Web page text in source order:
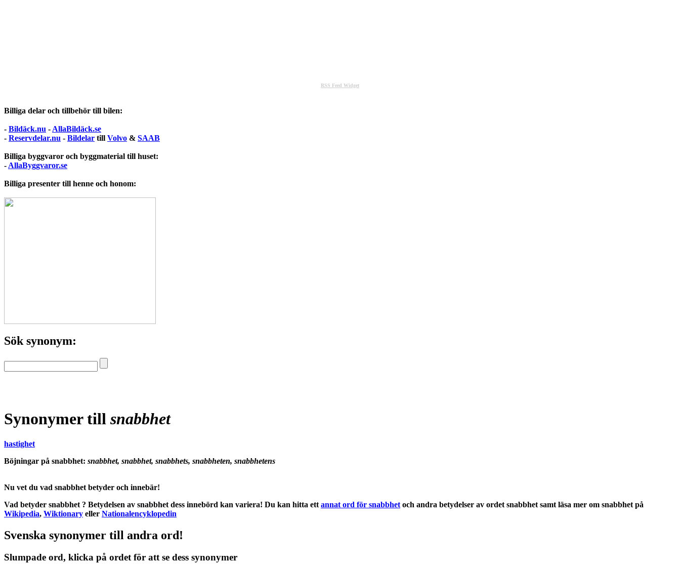
RSS Feed Widget
Billiga delar och tillbehör till bilen:
- Bildäck.nu - AllaBildäck.se
- Reservdelar.nu - Bildelar till Volvo & SAAB
Billiga byggvaror och byggmaterial till huset:
- AllaByggvaror.se
Billiga presenter till henne och honom:
Sök synonym:
Synonymer till snabbhet
hastighet
Böjningar på snabbhet: snabbhet, snabbhet, snabbhets, snabbheten, snabbhetens
Nu vet du vad snabbhet betyder och innebär!
Vad betyder snabbhet ? Betydelsen av snabbhet dess innebörd kan variera! Du kan hitta ett annat ord för snabbhet och andra betydelser av ordet snabbhet samt läsa mer om snabbhet på
Wikipedia, Wiktionary eller Nationalencyklopedin
Svenska synonymer till andra ord!
Slumpade ord, klicka på ordet för att se dess synonymer